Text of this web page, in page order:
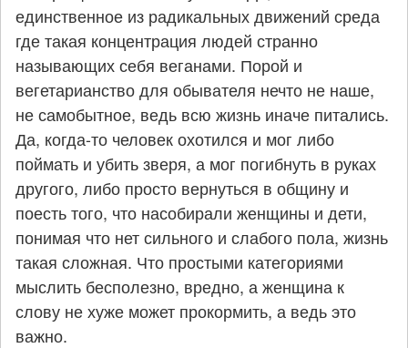
единственное из радикальных движений среда
где такая концентрация людей странно
называющих себя веганами. Порой и
вегетарианство для обывателя нечто не наше,
не самобытное, ведь всю жизнь иначе питались.
Да, когда-то человек охотился и мог либо
поймать и убить зверя, а мог погибнуть в руках
другого, либо просто вернуться в общину и
поесть того, что насобирали женщины и дети,
понимая что нет сильного и слабого пола, жизнь
такая сложная. Что простыми категориями
мыслить бесполезно, вредно, а женщина к
слову не хуже может прокормить, а ведь это
важно.